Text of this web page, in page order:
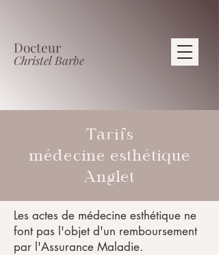
Docteur
Christel Barbe
Tarifs
médecine esthétique
Anglet
Les actes de médecine esthétique ne
font pas l'objet d'un remboursement
par l'Assurance Maladie.